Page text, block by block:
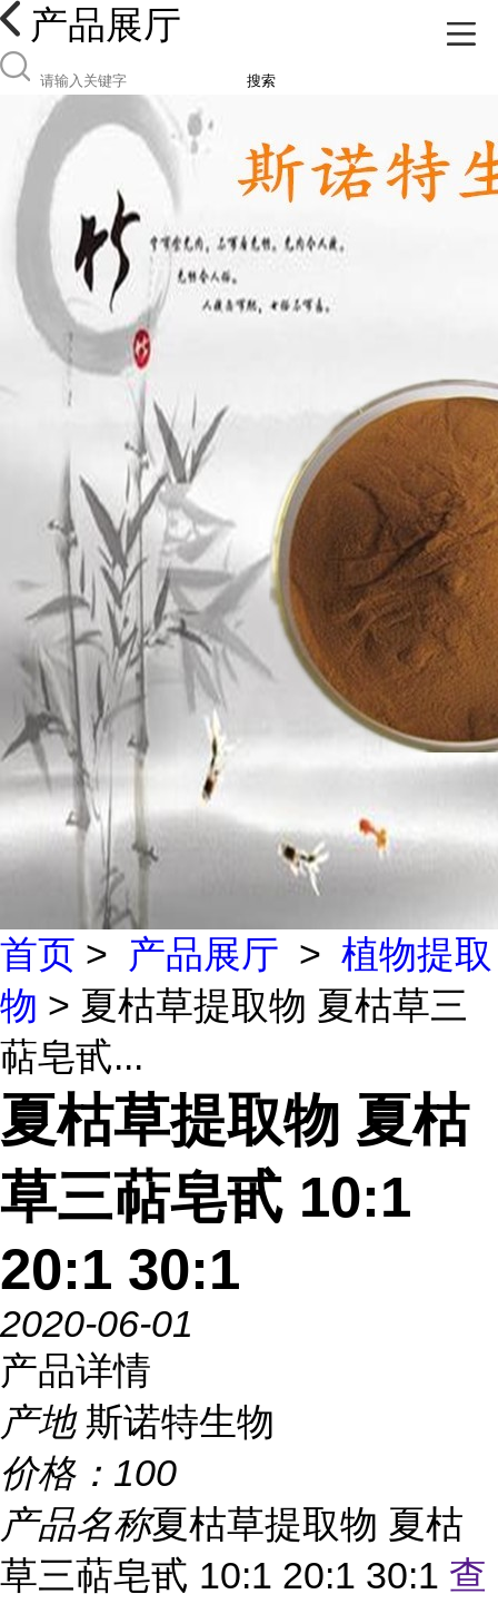
产品展厅
搜索
首页 > 产品展厅 > 植物提取
物 > 夏枯草提取物 夏枯草三
萜皂甙...
夏枯草提取物 夏枯
草三萜皂甙 10:1
20:1 30:1
2020-06-01
产品详情
产地 斯诺特生物
价格： 100
产品名称夏枯草提取物 夏枯
草三萜皂甙 10:1 20:1 30:1 查